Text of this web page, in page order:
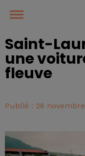
Saint-
une
fleuve
Publié : 26